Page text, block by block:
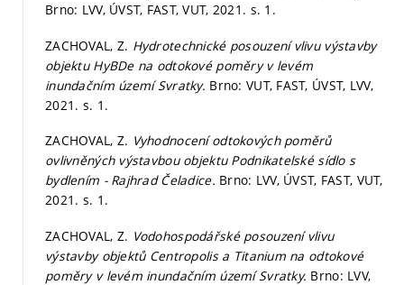
Brno: LVV, ÚVST, FAST, VUT, 2021. s. 1.
ZACHOVAL, Z. Hydrotechnické posouzení vlivu výstavby
objektu HyBDe na odtokové poměry v levém
inundačním území Svratky. Brno: VUT, FAST, ÚVST, LVV,
2021. s. 1.
ZACHOVAL, Z. Vyhodnocení odtokových poměrů
ovlivněných výstavbou objektu Podnikatelské sídlo s
bydlením - Rajhrad Čeladice. Brno: LVV, ÚVST, FAST, VUT,
2021. s. 1.
ZACHOVAL, Z. Vodohospodářské posouzení vlivu
výstavby objektů Centropolis a Titanium na odtokové
poměry v levém inundačním území Svratky. Brno: LVV,